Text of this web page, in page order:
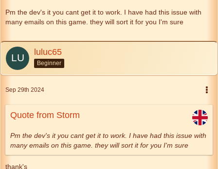
Pm the dev's it you cant get it to work. I have had this issue with
many emails on this game. they will sort it for you I'm sure
luluc65
Beginner
Sep 29th 2024
Quote from Storm
Pm the dev's it you cant get it to work. I have had this issue with
many emails on this game. they will sort it for you I'm sure
thank's